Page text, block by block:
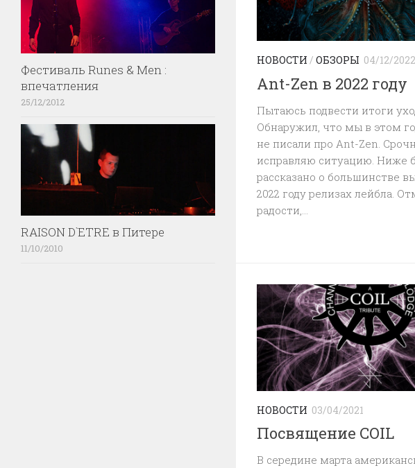
НОВОСТИ / ОБЗОРЫ 04/12/2022
Ant-Zen в 2022 году
Пытаюсь подвести итоги
Обнаружил, что мы в этом
не писали про Ant-Zen.
исправляю ситуацию. Ниже
рассказано о большинстве
2022 году релизах лейбла.
радости,...
НОВОСТИ 03/04/2021
Посвящение COIL
В середине марта
Фестиваль Runes & Men :
впечатления
25/12/2012
RAISON D`ETRE в Питере
11/10/2010